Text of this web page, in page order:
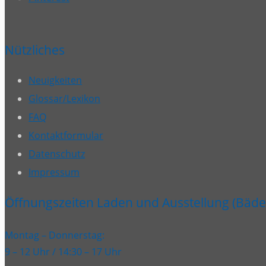
Nützliches
Neuigkeiten
Glossar/Lexikon
FAQ
Kontaktformular
Datenschutz
Impressum
Öffnungszeiten Laden und Ausstellung
Montag – Donnerstag:
9 – 12 Uhr / 14:30 – 17 Uhr